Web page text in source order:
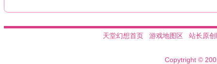
天堂幻想首页 游戏地图区 站长原
Copytright ©